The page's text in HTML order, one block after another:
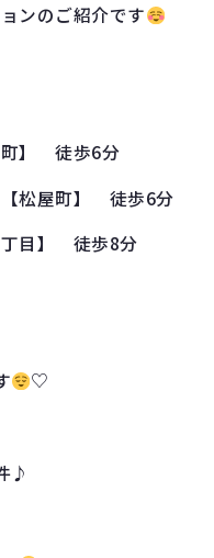
ンのご紹介です
】 徒歩6分
松屋町】 徒歩6分
目】 徒歩8分
♡
♪